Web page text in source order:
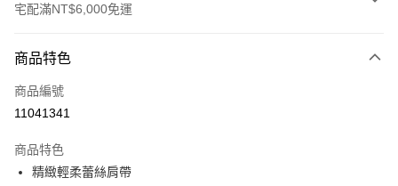
宅配滿NT$6,000免運
信用卡一次付款
信用卡分期付款
合作金庫商業銀行
華南商業銀行
超商取貨付款
商品特色
商品編號
11041341
商品特色
精緻輕柔蕾絲肩帶